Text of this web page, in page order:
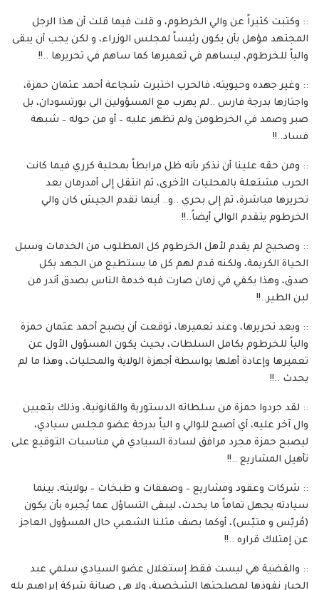
:: وكتبت كثيراً عن والي الخرطوم، و قلت فيما قلت أن هذا الرجل
المجتهد مؤهل بأن يكون رئيساً لمجلس الوزراء، و لكن يجب أن يبقى
والياً للخرطوم، ليساهم في تعميرها كما ساهم في تحريرها ..!!
:: وغير جهده وحيويته، فالحرب اختبرت شجاعة أحمد عثمان حمزة،
واجتازها بدرجة فارس ..لم يهرب مع المسؤولين الى بورتسودان، بل
صبر وصمد في الخرطومن ولم تظهر عليه – أو من حوله – شبهة
فساد..!!
:: ومن حقه علينا أن نذكر بأنه ظل مرابطاً بمحلية كرري فيما كانت
الحرب مشتعلة بالمحليات الأخرى، ثم انتقل إلى أمدرمان بعد
تحريرها مباشرة، ثم إلى بحري ..و.. أينما تقدم الجيش كان والي
الخرطوم يتقدم الوالي أيضاً..!!
:: وصحيح لم يقدم لأهل الخرطوم كل المطلوب من الخدمات وسبل
الحياة الكريمة، ولكنه قدم لهم كل ما يستطيع من الجهد بكل
صدق، وهذا يكفي في زمان صارت فيه خدمة الناس بصدق أندر من
لبن الطير..!!
:: وبعد تحريرها، وعند تعميرها، توقعت أن يصبح أحمد عثمان حمزة
والياً للخرطوم بكامل السلطات، بحيث يكون المسؤول الأول عن
تعميرها وإعادة أهلها بواسطة أجهزة الولاية والمحليات، وهذا ما لم
يحدث ..!!
:: لقد جردوا حمزة من سلطاته الدستورية والقانونية، وذلك بتعيين
وال آخر عليه، أي أصبح للوالي و الياً بدرجة عضو مجلس سيادي،
ليصبح حمزة مجرد مرافق لسادة السيادي في مناسبات التوقيع على
تأهيل المشاريع ..!!
:: شركات وعقود ومشاريع – وصفقات و طبخات – بولايته، بينما
سيادته يجهل تماماً ما يحدث، ليبقى التساؤل عما يُجبره بأن يكون
(مُريّس و متيّس)، أوكما يصف مثلنا الشعبي حال المسؤول العاجز
عن إمتلاك قراره ..!!
:: والقضية هي ليست فقط إستغلال عضو السيادي سلمي عبد
الجبار نفوذها لمصلحتها الشخصية، ولا هي صيانة شركة إبراهيم بله